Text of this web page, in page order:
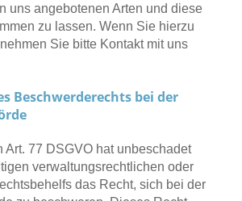
uns angebotenen Arten und diese
zu lassen. Wenn Sie hierzu
Sie bitte Kontakt mit uns
Beschwerderechts bei der
Art. 77 DSGVO hat unbeschadet
verwaltungsrechtlichen oder
das Recht, sich bei der